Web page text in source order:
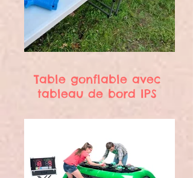
Table gonflable avec
tableau de bord IPS